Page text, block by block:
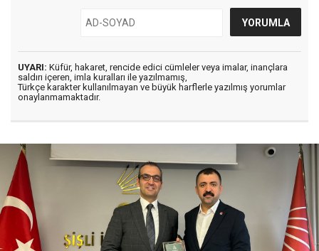
UYARI: Küfür, hakaret, rencide edici cümleler veya imalar, inançlara
saldırı içeren, imla kuralları ile yazılmamış,
Türkçe karakter kullanılmayan ve büyük harflerle yazılmış yorumlar
onaylanmamaktadır.